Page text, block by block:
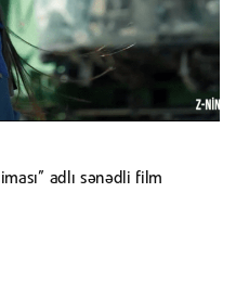
adlı sənədli film